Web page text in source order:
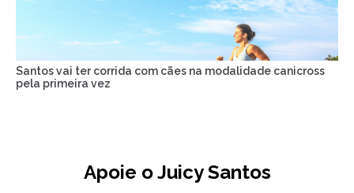
Santos vai ter corrida com cães na modalidade canicross
pela primeira vez
Apoie o Juicy Santos